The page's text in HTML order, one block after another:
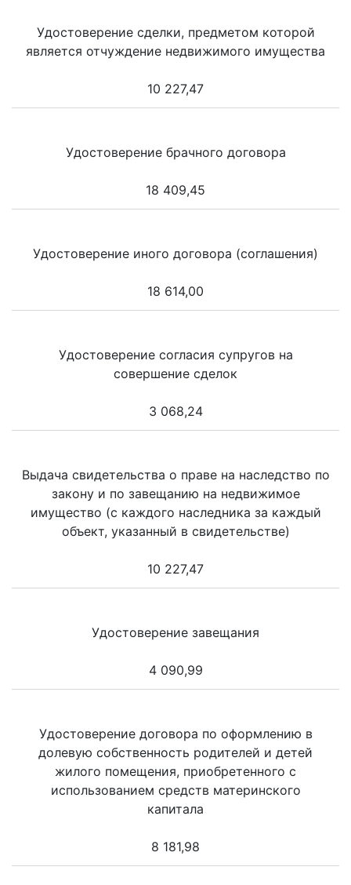
Удостоверение сделки, предметом которой
является отчуждение недвижимого имущества
10 227,47
Удостоверение брачного договора
18 409,45
Удостоверение иного договора (соглашения)
18 614,00
Удостоверение согласия супругов на
совершение сделок
3 068,24
Выдача свидетельства о праве на наследство по
закону и по завещанию на недвижимое
имущество (с каждого наследника за каждый
объект, указанный в свидетельстве)
10 227,47
Удостоверение завещания
4 090,99
Удостоверение договора по оформлению в
долевую собственность родителей и детей
жилого помещения, приобретенного с
использованием средств материнского
капитала
8 181,98